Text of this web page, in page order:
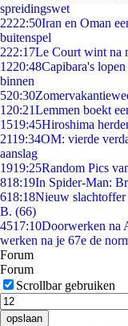
spreidingswet
2222:50Iran en Oman
buitenspel
222:17Le Court wint na
1220:48Capibara's
binnen
520:30
1 20:21Lemmen boekt
1519:45Hiroshima
2119:34OM: vierde
aanslag
1919:25Random Pics
818:19In Spider-Man:
618:18Nieuw slachtoffer
B. (66)
4517:10Doorwerken na
werken na je 67e de
Forum
Forum
Scrollbar gebruiken
opslaan